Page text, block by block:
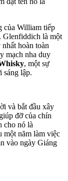
của William tiếp
Glenfiddich là một
hoàn toàn
mạch nha duy
, một sự
sáng lập.
và bắt đầu xây
đỡ của chín
cho nó là
một năm làm việc
vào ngày Giáng